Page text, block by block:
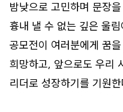
밤낮으로 고민하며 문장
흉내 낼 수 없는 깊은 울
공모전이 여러분에게 꿈
희망하고, 앞으로도 우리
리더로 성장하기를 기원